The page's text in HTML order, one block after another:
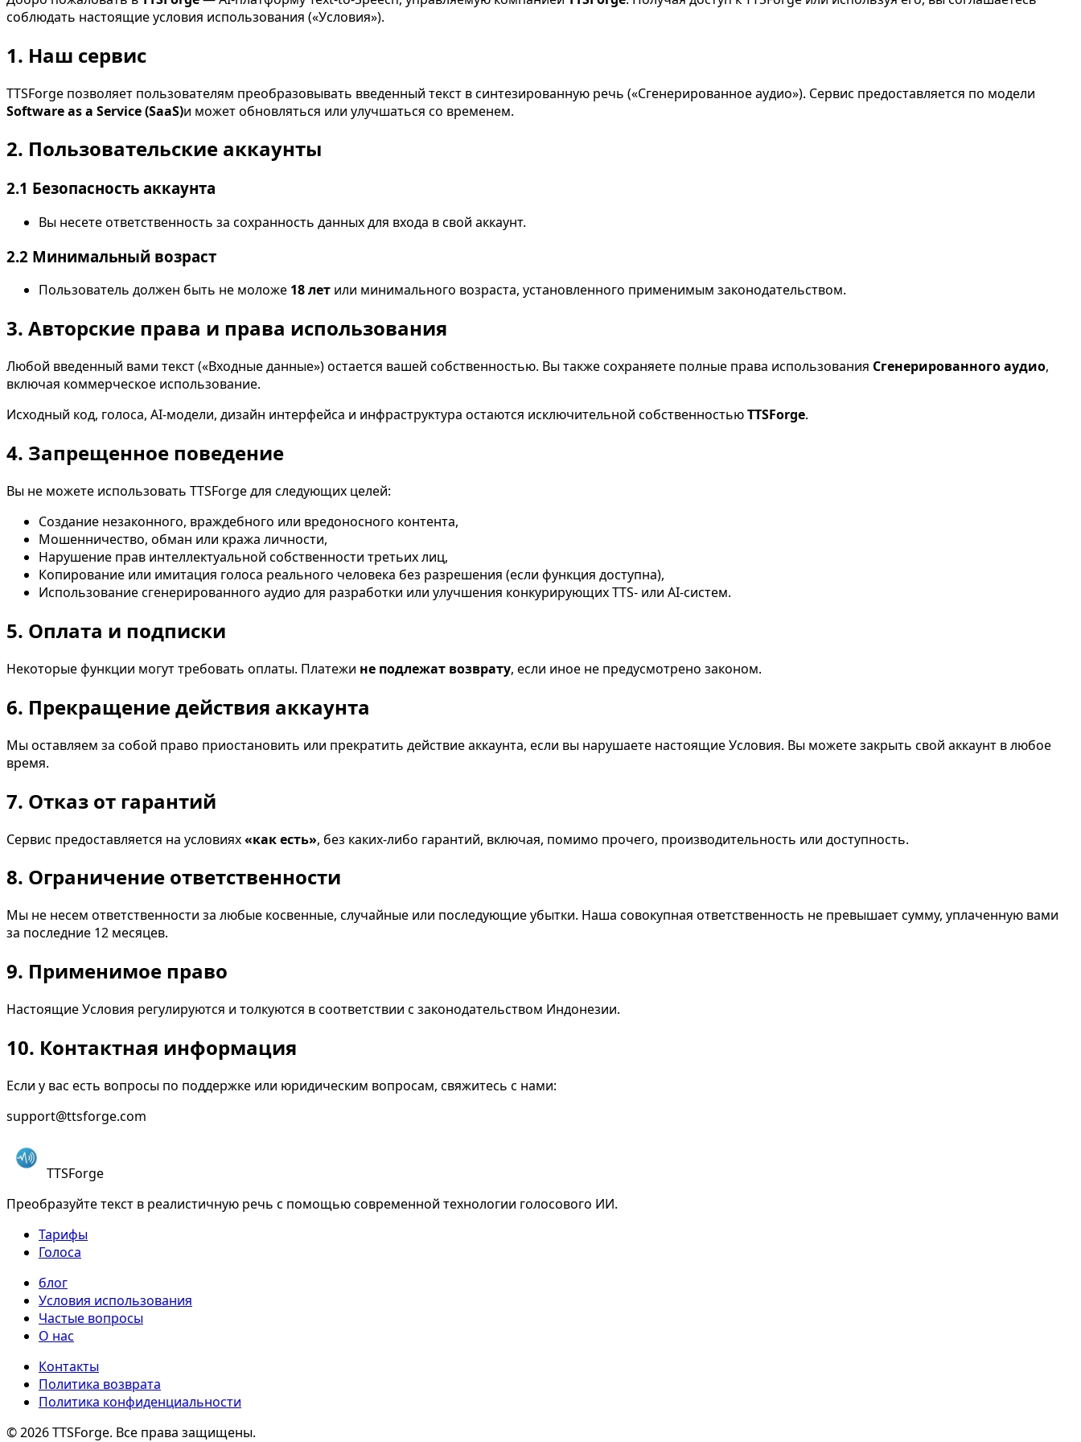
соблюдать настоящие условия использования («Условия»).
1. Наш сервис
TTSForge позволяет пользователям преобразовывать введенный текст в синтезированную речь («Сгенерированное аудио»). Сервис предоставляется по модели
Software as a Service (SaaS)и может обновляться или улучшаться со временем.
2. Пользовательские аккаунты
2.1 Безопасность аккаунта
Вы несете ответственность за сохранность данных для входа в свой аккаунт.
2.2 Минимальный возраст
Пользователь должен быть не моложе 18 лет или минимального возраста, установленного применимым законодательством.
3. Авторские права и права использования
Любой введенный вами текст («Входные данные») остается вашей собственностью. Вы также сохраняете полные права использования Сгенерированного аудио,
включая коммерческое использование.
Исходный код, голоса, AI-модели, дизайн интерфейса и инфраструктура остаются исключительной собственностьюTTSForge.
4. Запрещенное поведение
Вы не можете использовать TTSForge для следующих целей:
Создание незаконного, враждебного или вредоносного контента,
Мошенничество, обман или кража личности,
Нарушение прав интеллектуальной собственности третьих лиц,
Копирование или имитация голоса реального человека без разрешения (если функция доступна),
Использование сгенерированного аудио для разработки или улучшения конкурирующих TTS- или AI-систем.
5. Оплата и подписки
Некоторые функции могут требовать оплаты. Платежи не подлежат возврату, если иное не предусмотрено законом.
6. Прекращение действия аккаунта
Мы оставляем за собой право приостановить или прекратить действие аккаунта, если вы нарушаете настоящие Условия. Вы можете закрыть свой аккаунт в любое
время.
7. Отказ от гарантий
Сервис предоставляется на условиях«как есть», без каких-либо гарантий, включая, помимо прочего, производительность или доступность.
8. Ограничение ответственности
Мы не несем ответственности за любые косвенные, случайные или последующие убытки. Наша совокупная ответственность не превышает сумму, уплаченную вами
за последние 12 месяцев.
9. Применимое право
Настоящие Условия регулируются и толкуются в соответствии с законодательством Индонезии.
10. Контактная информация
Если у вас есть вопросы по поддержке или юридическим вопросам, свяжитесь с нами:
support@ttsforge.com
TTSForge
Преобразуйте текст в реалистичную речь с помощью современной технологии голосового ИИ.
Тарифы
Голоса
блог
Условия использования
Частые вопросы
О нас
Контакты
Политика возврата
Политика конфиденциальности
©2026TTSForge. Все права защищены.